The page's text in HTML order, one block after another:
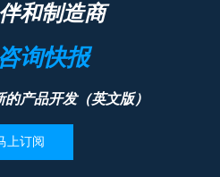
和制造商
询快报
产品开发（英文版）
上订阅